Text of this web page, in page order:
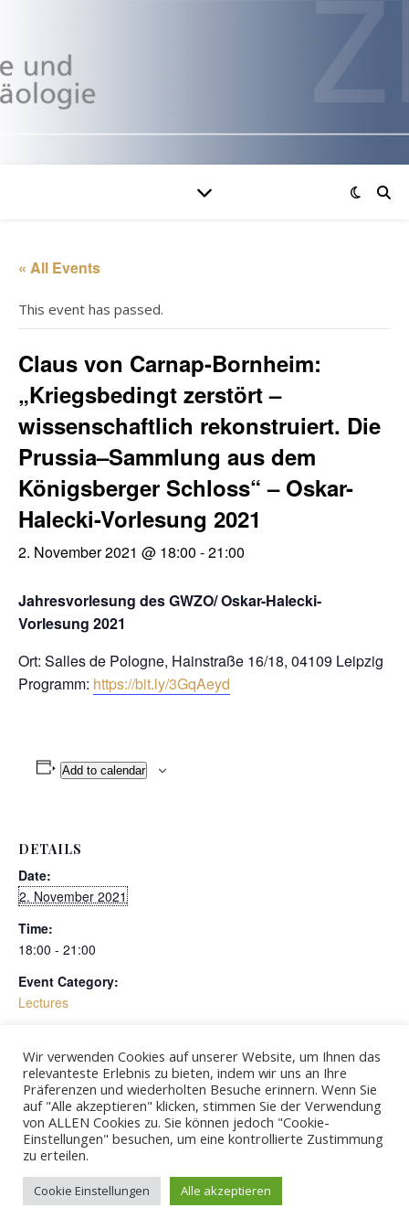
« All Events
This event has passed.
Claus von Carnap-Bornheim:
„Kriegsbedingt zerstört –
wissenschaftlich rekonstruiert. Die
Prussia–Sammlung aus dem
Königsberger Schloss“ – Oskar-
Halecki-Vorlesung 2021
2. November 2021 @ 18:00 -21:00
Jahresvorlesung des GWZO/ Oskar-Halecki-
Vorlesung 2021
Ort: Salles de Pologne, Hainstraße 16/18, 04109 Leipzig
Programm: https://bit.ly/3GqAeyd
Add to calendar
DETAILS
Date:
2. November 2021
Time:
18:00 - 21:00
Event Category:
Lectures
Alexandra Pesch/Workshop Methodik
der Bildforschung, Schleswig:
„Kontextikonographie, Archäologische
Bildwissenschaft und viele Fragen.“
New results on old material: a
case study of Danish urnfield
assemblages using scientific
methodologies
© 2026 - ZBSA
Imprint Privacy policy
Wir verwenden Cookies auf unserer Website, um Ihnen das
relevanteste Erlebnis zu bieten, indem wir uns an Ihre
Präferenzen und wiederholten Besuche erinnern. Wenn Sie
auf "Alle akzeptieren" klicken, stimmen Sie der Verwendung
von ALLEN Cookies zu. Sie können jedoch "Cookie-
Einstellungen" besuchen, um eine kontrollierte Zustimmung
zu erteilen.
Cookie Einstellungen Alle akzeptieren